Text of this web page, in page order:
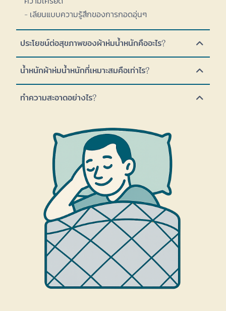
- เลียนแบบความรู้สึกของการกอดอุ่นๆ
ประโยชน์ต่อสุขภาพของผ้าห่มน้ำหนักคืออะไร?
น้ำหนักผ้าห่มน้ำหนักที่เหมาะสมคือเท่าไร?
ทำความสะอาดอย่างไร?